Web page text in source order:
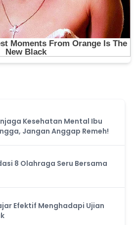
Kesehatan Mental Ibu
Jangan Anggap Remeh!
8 Olahraga Seru Bersama
Efektif Menghadapi Ujian